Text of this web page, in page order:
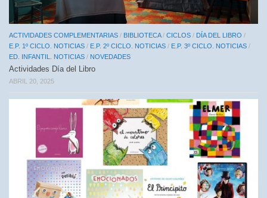
ACTIVIDADES COMPLEMENTARIAS / BIBLIOTECA/ CICLOS / DÍA DEL LIBRO /
E.P. 1º CICLO. NOTICIAS / E.P. 2º CICLO. NOTICIAS / E.P. 3º CICLO. NOTICIAS /
ED. INFANTIL. NOTICIAS / NOVEDADES
Actividades Día del Libro
ABRIL 20, 2025